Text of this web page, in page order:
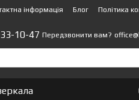
інформація Блог Політика
10-47 Передзвонити вам?